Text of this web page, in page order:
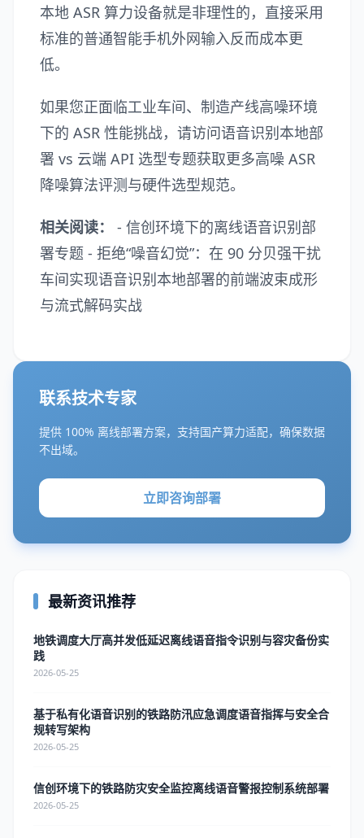
本地 ASR 算力设备就是非理性的，直接采用
标准的普通智能手机外网输入反而成本更
低。
如果您正面临工业车间、制造产线高噪环境
下的 ASR 性能挑战，请访问语音识别本地部
署 vs 云端 API 选型专题获取更多高噪 ASR
降噪算法评测与硬件选型规范。
相关阅读： - 信创环境下的离线语音识别部
署专题 - 拒绝“噪音幻觉”：在 90 分贝强干扰
车间实现语音识别本地部署的前端波束成形
与流式解码实战
联系技术专家
提供 100% 离线部署方案，支持国产算力适配，确保数据
不出域。
立即咨询部署
最新资讯推荐
地铁调度大厅高并发低延迟离线语音指令识别与容灾备份实
践
2026-05-25
基于私有化语音识别的铁路防汛应急调度语音指挥与安全合
规转写架构
2026-05-25
信创环境下的铁路防灾安全监控离线语音警报控制系统部署
2026-05-25